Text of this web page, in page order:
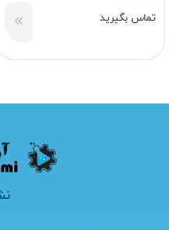
تماس بگیرید